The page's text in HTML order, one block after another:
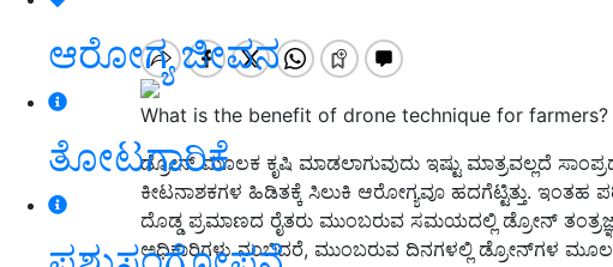
ಆರೋಗ್ಯ ಜೀವನ
ತೋಟಗಾರಿಕೆ
What is the benefit of drone technique for farmers?
ಡ್ರೋನ್ ಮೂಲಕ ಕೃಷಿ ಮಾಡಲಾಗುವುದು ಇಷ್ಟು ಮಾತ್ರವಲ್ಲದೆ
ಕೀಟನಾಶಕಗಳ ಹಿಡಿತಕ್ಕೆ ಸಿಲುಕಿ ಆರೋಗ್ಯವೂ ಹದಗೆಟ್ಟಿತ್ತು. ಇಂತಹ
ದೊಡ್ಡ ಪ್ರಮಾಣದ ರೈತರು ಮುಂಬರುವ ಸಮಯದಲ್ಲಿ ಡ್ರೋನ್
ಅಧಿಕಾರಿಗಳು ನಂಬಿದರೆ, ಮುಂಬರುವ ದಿನಗಳಲ್ಲಿ ಡ್ರೋನ್ಗಳ ಮೂಲಕ